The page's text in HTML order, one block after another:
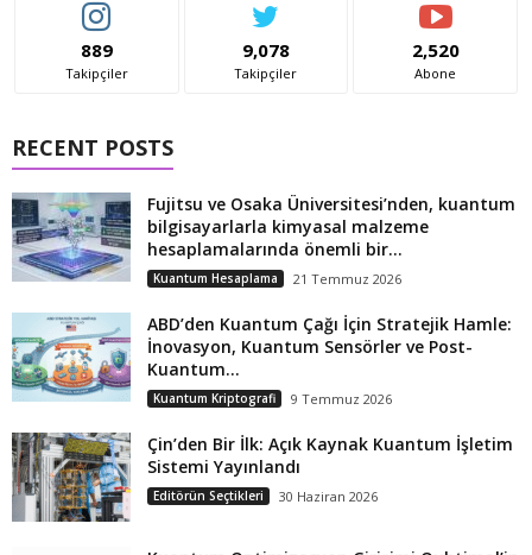
889
Takipçiler
9,078
Takipçiler
2,520
Abone
RECENT POSTS
Fujitsu ve Osaka Üniversitesi’nden, kuantum
bilgisayarlarla kimyasal malzeme
hesaplamalarında önemli bir...
Kuantum Hesaplama 21 Temmuz 2026
ABD’den Kuantum Çağı İçin Stratejik Hamle:
İnovasyon, Kuantum Sensörler ve Post-
Kuantum...
Kuantum Kriptografi 9 Temmuz 2026
Çin’den Bir İlk: Açık Kaynak Kuantum İşletim
Sistemi Yayınlandı
Editörün Seçtikleri 30 Haziran 2026